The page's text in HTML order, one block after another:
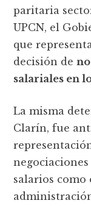
paritaria
UPCN, el
que
decisión de
salariales en
La misma
Clarín, fue
salarios como